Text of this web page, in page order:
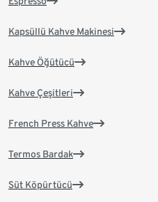
Kapsüllü Kahve Makinesi
Kahve Öğütücü
Kahve Çeşitleri
French Press Kahve
Termos Bardak
Süt Köpürtücü